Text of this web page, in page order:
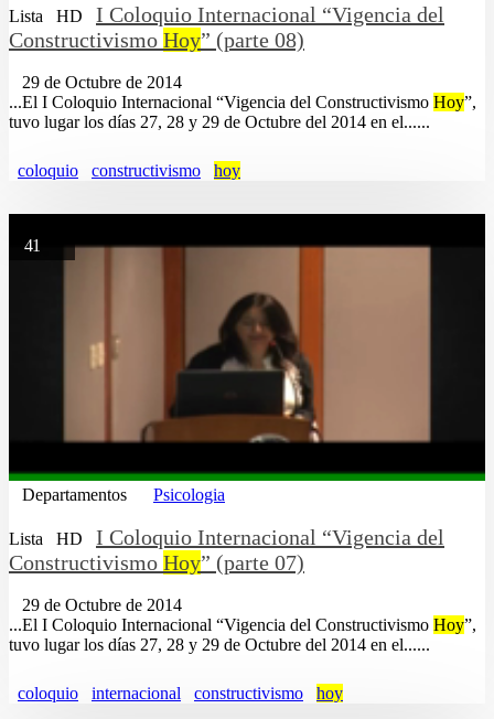
Lista HD
I Coloquio Internacional “Vigencia del
Constructivismo Hoy” (parte 08)
29 de Octubre de 2014
...El I Coloquio Internacional “Vigencia del Constructivismo Hoy”,
tuvo lugar los días 27, 28 y 29 de Octubre del 2014 en el......
coloquio constructivismo hoy
41
Departamentos Psicologia
Lista HD
I Coloquio Internacional “Vigencia del
Constructivismo Hoy” (parte 07)
29 de Octubre de 2014
...El I Coloquio Internacional “Vigencia del Constructivismo Hoy”,
tuvo lugar los días 27, 28 y 29 de Octubre del 2014 en el......
coloquio internacional constructivismo hoy